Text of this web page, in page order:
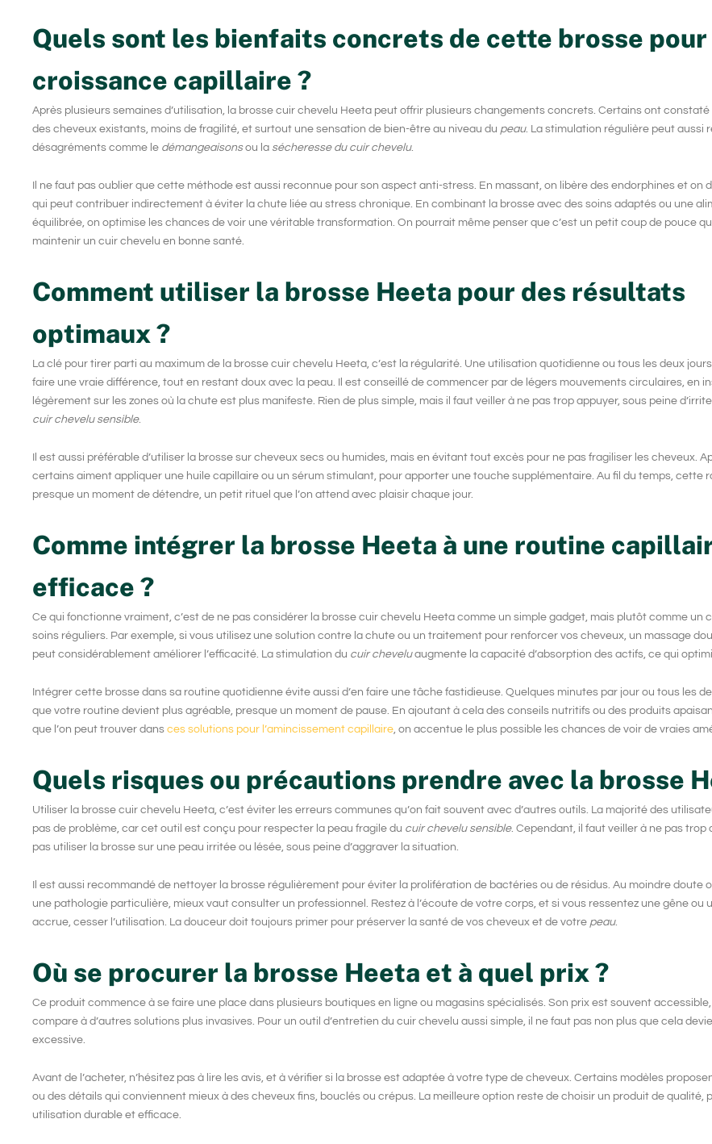
Quels sont les bienfaits concrets de cette brosse pour
croissance capillaire ?
Après plusieurs semaines d’utilisation, la brosse cuir chevelu Heeta peut offrir plusieurs changements concrets. Certains ont constaté
des cheveux existants, moins de fragilité, et surtout une sensation de bien-être au niveau du peau. La stimulation régulière peut aussi
désagréments comme le démangeaisonsou la sécheresse du cuir chevelu.
Il ne faut pas oublier que cette méthode est aussi reconnue pour son aspect anti-stress. En massant, on libère des endorphines et on
qui peut contribuer indirectement à éviter la chute liée au stress chronique. En combinant la brosse avec des soins adaptés ou une
équilibrée, on optimise les chances de voir une véritable transformation. On pourrait même penser que c’est un petit coup de pouce
maintenir un cuir chevelu en bonne santé.
Comment utiliser la brosse Heeta pour des résultats
optimaux ?
La clé pour tirer parti au maximum de la brosse cuir chevelu Heeta , c’est la régularité. Une utilisation quotidienne ou tous les deux
faire une vraie différence, tout en restant doux avec la peau. Il est conseillé de commencer par de légers mouvements circulaires, en
légèrement sur les zones où la chute est plus manifeste. Rien de plus simple, mais il faut veiller à ne pas trop appuyer, sous peine
cuir chevelu sensible.
Il est aussi préférable d’utiliser la brosse sur cheveux secs ou humides, mais en évitant tout excès pour ne pas fragiliser les cheveux.
certains aiment appliquer une huile capillaire ou un sérum stimulant, pour apporter une touche supplémentaire. Au fil du temps, cette
presque un moment de détendre, un petit rituel que l’on attend avec plaisir chaque jour.
Comme intégrer la brosse Heeta à une routine
efficace ?
Ce qui fonctionne vraiment, c’est de ne pas considérer la brosse cuir chevelu Heeta comme un simple gadget, mais plutôt comme un
soins réguliers. Par exemple, si vous utilisez une solution contre la chute ou un traitement pour renforcer vos cheveux, un massage
peut considérablement améliorer l’efficacité. La stimulation du cuir cheveluaugmente la capacité d’absorption des actifs, ce qui
Intégrer cette brosse dans sa routine quotidienne évite aussi d’en faire une tâche fastidieuse. Quelques minutes par jour ou tous les
que votre routine devient plus agréable, presque un moment de pause. En ajoutant à cela des conseils nutritifs ou des produits
que l’on peut trouver dans ces solutions pour l’amincissement capillaire, on accentue le plus possible les chances de voir de vraies
Quels risques ou précautions prendre avec la brosse
Utiliser la brosse cuir chevelu Heeta , c’est éviter les erreurs communes qu’on fait souvent avec d’autres outils. La majorité des
pas de problème, car cet outil est conçu pour respecter la peau fragile du cuir chevelu sensible. Cependant, il faut veiller à ne pas trop
pas utiliser la brosse sur une peau irritée ou lésée, sous peine d’aggraver la situation.
Il est aussi recommandé de nettoyer la brosse régulièrement pour éviter la prolifération de bactéries ou de résidus. Au moindre doute
une pathologie particulière, mieux vaut consulter un professionnel. Restez à l’écoute de votre corps, et si vous ressentez une gêne ou
accrue, cesser l’utilisation. La douceur doit toujours primer pour préserver la santé de vos cheveux et de votre peau.
Où se procurer la brosse Heeta et à quel prix ?
Ce produit commence à se faire une place dans plusieurs boutiques en ligne ou magasins spécialisés. Son prix est souvent
compare à d’autres solutions plus invasives. Pour un outil d’entretien du cuir chevelu aussi simple, il ne faut pas non plus que cela
excessive.
Avant de l’acheter, n’hésitez pas à lire les avis, et à vérifier si la brosse est adaptée à votre type de cheveux. Certains modèles
ou des détails qui conviennent mieux à des cheveux fins, bouclés ou crépus. La meilleure option reste de choisir un produit de qualité,
utilisation durable et efficace.